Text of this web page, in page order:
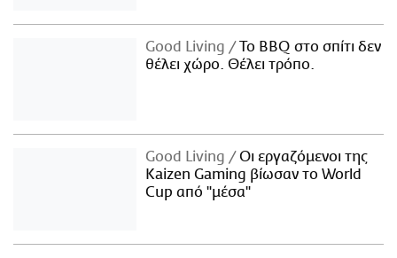
Good Living
Το BBQ στο σπίτι δεν
θέλει χώρο. Θέλει τρόπο.
Good Living
Οι εργαζόμενοι της
Kaizen Gaming βίωσαν το World
Cup από "μέσα"